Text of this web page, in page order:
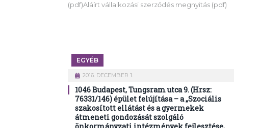
(pdf)Aláírt vállalkozási szerződés megnyitás (pdf)
EGYÉB
2016. DECEMBER 1.
1046 Budapest, Tungsram utca 9. (Hrsz:
76331/146) épület felújítása – a „Szociális
szakosított ellátást és a gyermekek
átmeneti gondozását szolgáló